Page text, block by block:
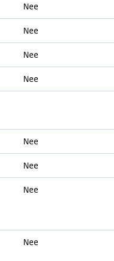
Nee
Nee
Nee
Nee
Nee
Nee
Nee
Nee